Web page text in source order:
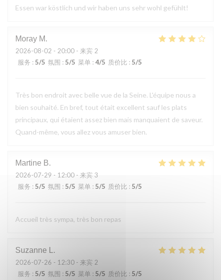
Essen war köstlich und wir haben uns sehr wohl gefühlt!
Moray M
2026-08-02 - 20:00 - 来宾 2
服务 : 5/5 氛围 : 5/5 菜单 : 4/5 质价比 : 5/5
Très bon endroit avec belle vue de la Seine. L'équipe nous a
bien souhaité. En bref, tout était excellent sauf les plats
principaux, qui étaient assez bien mais manquaient de saveur.
Quand-même, vous allez vous amuser bien.
Martine B
2026-07-29 - 12:00 - 来宾 3
服务 : 5/5 氛围 : 5/5 菜单 : 5/5 质价比 : 5/5
Accueil très sympa, très bon repas
Suzanne L
2026-07-26 - 12:30 - 来宾 2
服务 : 5/5 氛围 : 5/5 菜单 : 5/5 质价比 : 5/5